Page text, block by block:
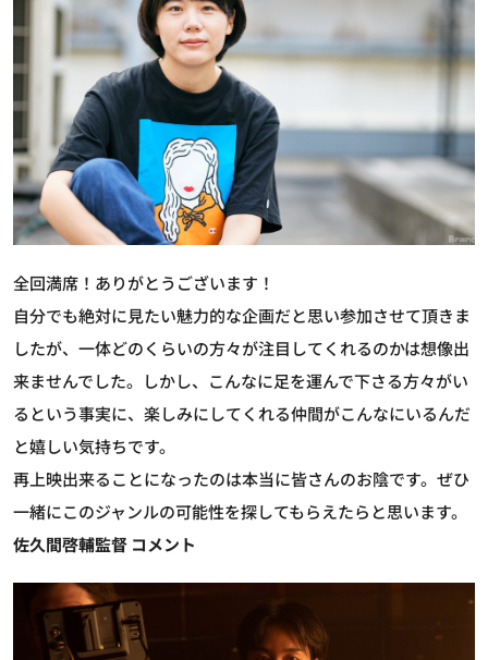
全回満席！ありがとうございます！
自分でも絶対に見たい魅力的な企画だと思い参加させて頂きま
したが、一体どのくらいの方々が注目してくれるのかは想像出
来ませんでした。しかし、こんなに足を運んで下さる方々がい
るという事実に、楽しみにしてくれる仲間がこんなにいるんだ
と嬉しい気持ちです。
再上映出来ることになったのは本当に皆さんのお陰です。ぜひ
一緒にこのジャンルの可能性を探してもらえたらと思います。
佐久間啓輔監督 コメント